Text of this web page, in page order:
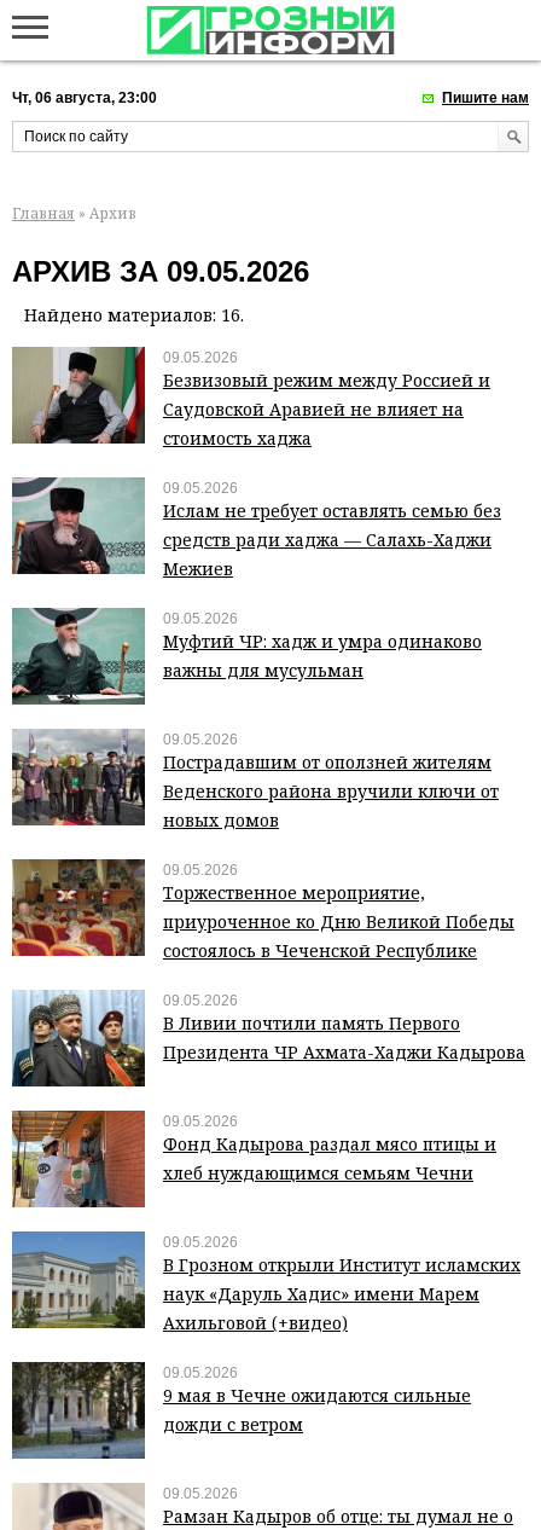
Чт, 06 августа, 23:00 Пишите нам
Главная » Архив
АРХИВ ЗА 09.05.2026
Найдено материалов: 16.
09.05.2026
Безвизовый режим между Россией и
Саудовской Аравией не влияет на
стоимость хаджа
09.05.2026
Ислам не требует оставлять семью без
средств ради хаджа — Салахь-Хаджи
Межиев
09.05.2026
Муфтий ЧР: хадж и умра одинаково
важны для мусульман
09.05.2026
Пострадавшим от оползней жителям
Веденского района вручили ключи от
новых домов
09.05.2026
Торжественное мероприятие,
приуроченное ко Дню Великой Победы
состоялось в Чеченской Республике
09.05.2026
В Ливии почтили память Первого
Президента ЧР Ахмата-Хаджи Кадырова
09.05.2026
Фонд Кадырова раздал мясо птицы и
хлеб нуждающимся семьям Чечни
09.05.2026
В Грозном открыли Институт исламских
наук «Даруль Хадис» имени Марем
Ахильговой (+видео)
09.05.2026
9 мая в Чечне ожидаются сильные
дожди с ветром
09.05.2026
Рамзан Кадыров об отце: ты думал не о